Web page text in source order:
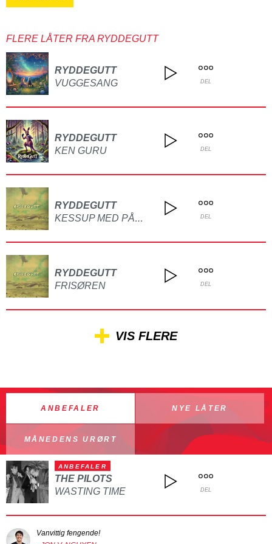
FLERE LÅTER FRA RYDDEGUTT
RYDDEGUTT
VUGGESANG
DEL
RYDDEGUTT
KEN GURU
DEL
RYDDEGUTT
KESSUP MED PÅMMFRI DEL
RYDDEGUTT
FRISØREN
DEL
VIS FLERE
ANBEFALER NYE LÅTER
MÅNEDENS URØRT
ANBEFALER
THE PILOTS
WASTING TIME
DEL
Vanvittig fengende!